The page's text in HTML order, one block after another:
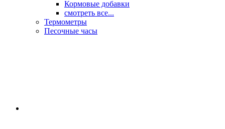
Кормовые добавки
смотреть все...
Термометры
Песочные часы